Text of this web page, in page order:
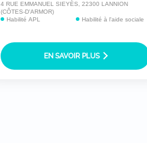
4 RUE EMMANUEL SIEYÈS, 22300 LANNION
(CÔTES-D'ARMOR)
Habilité APL
Habilité à l'aide sociale
EN SAVOIR PLUS